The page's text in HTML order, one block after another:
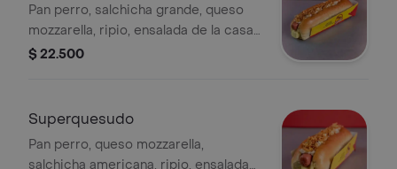
Pan perro, salchicha grande, queso
mozzarella, ripio, ensalada de la casa
y guarniciones al gusto. .
$ 22.500
Superquesudo
Pan perro, queso mozzarella,
salchicha americana, ripio, ensalada